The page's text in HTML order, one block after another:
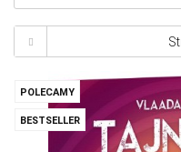
POLECAMY
BESTSELLER